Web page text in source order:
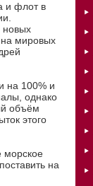
и флот в
новых
на мировых
на 100% и
однако
объём
этого
морское
на